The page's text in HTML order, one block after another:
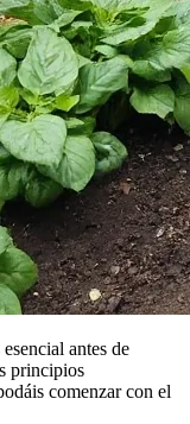
esencial antes de
principios
comenzar con el